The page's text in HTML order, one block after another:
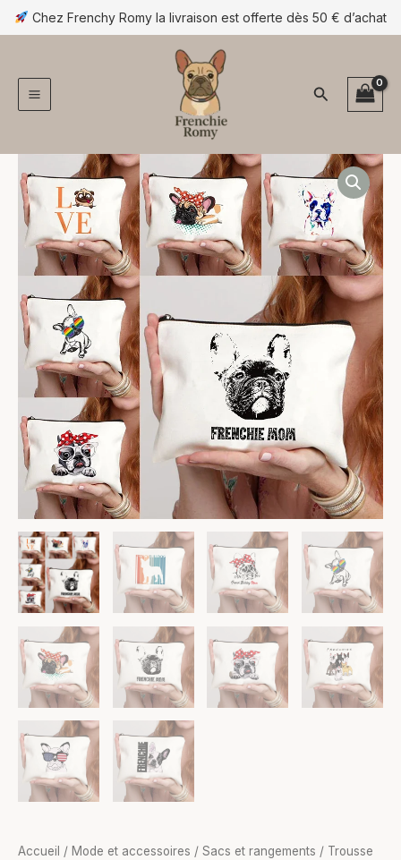
Aller
au
Chez Frenchy Romy la livraison est offerte dès 50 € d’achat
Rechercher
Accueil / Mode et accessoires / Sacs et rangements / Trousse
de
Trousse
de
maquillage
en
toile